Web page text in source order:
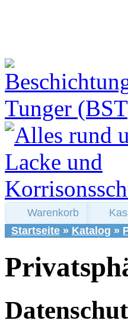
Warenkorb
Startseite » Katalog »